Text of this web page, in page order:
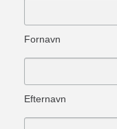
Fornavn
Efternavn